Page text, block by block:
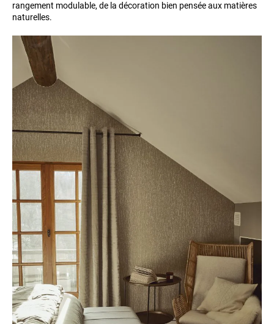
rangement modulable, de la décoration bien pensée aux matières
naturelles.